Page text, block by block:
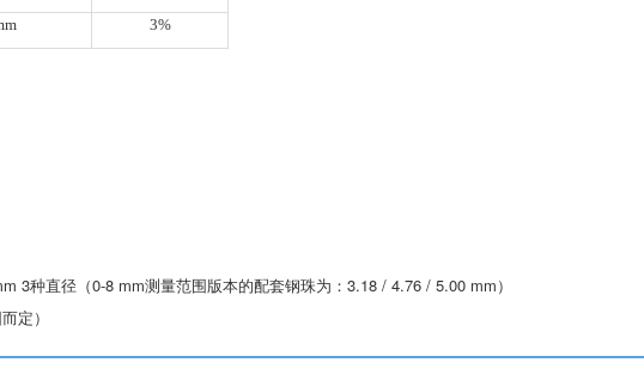
3%
3种直径（0-8 mm测量范围版本的配套钢珠为：3.18 / 4.76 / 5.00 mm）
定）